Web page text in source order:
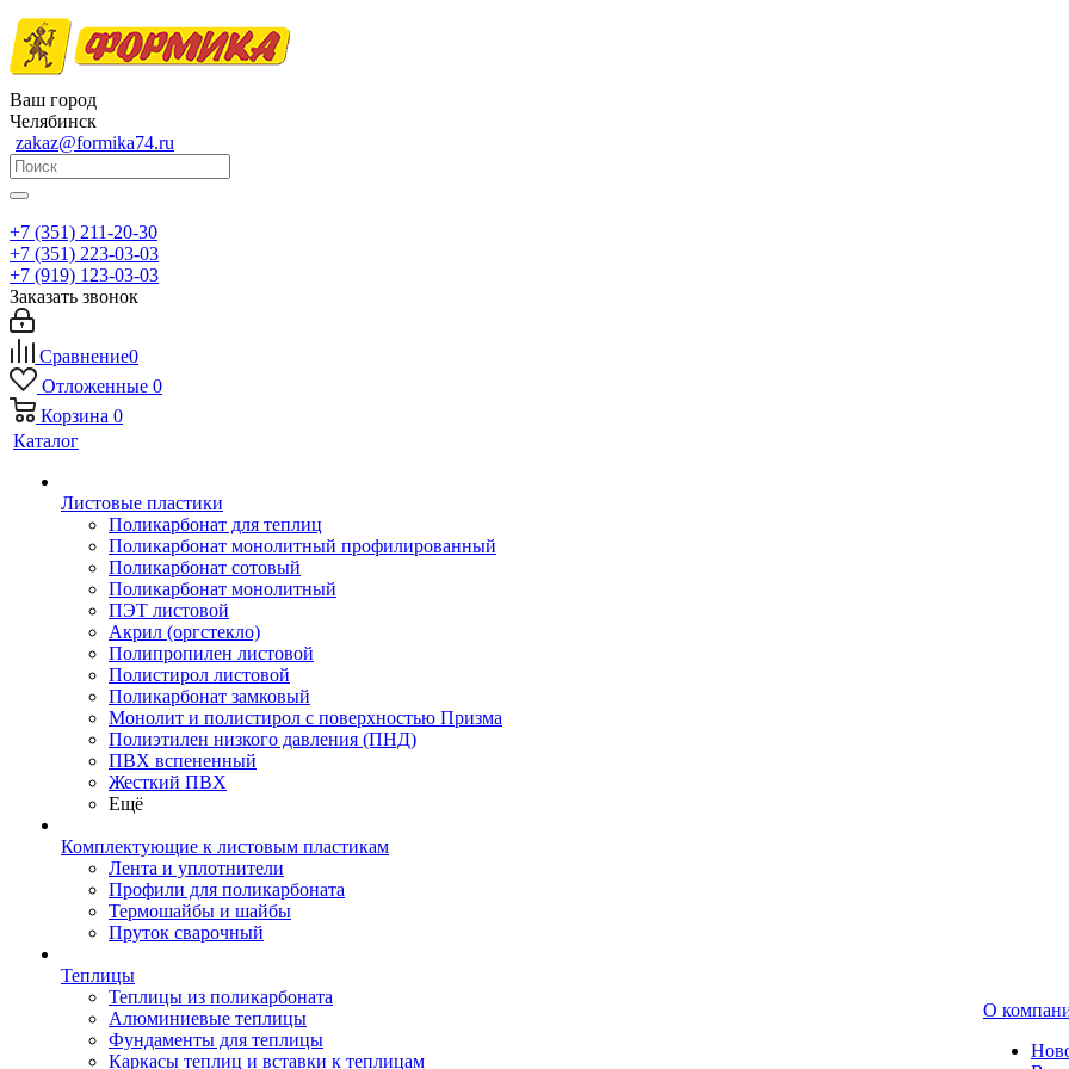
Ваш город
Челябинск
zakaz@formika74.ru
+7 (351) 211-20-30
+7 (351) 223-03-03
+7 (919) 123-03-03
Заказать звонок
Сравнение0
Отложенные 0
Корзина 0
Каталог
Листовые пластики
Поликарбонат для теплиц
Поликарбонат монолитный профилированный
Поликарбонат сотовый
Поликарбонат монолитный
ПЭТ листовой
Акрил (оргстекло)
Полипропилен листовой
Полистирол листовой
Поликарбонат замковый
Монолит и полистирол с поверхностью Призма
Полиэтилен низкого давления (ПНД)
ПВХ вспененный
Жесткий ПВХ
Ещё
Комплектующие к листовым пластикам
Лента и уплотнители
Профили для поликарбоната
Термошайбы и шайбы
Пруток сварочный
Теплицы
Теплицы из поликарбоната
Алюминиевые теплицы
Фундаменты для теплицы
Каркасы теплиц и вставки к теплицам
О